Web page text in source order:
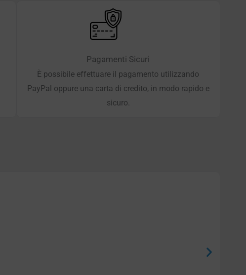
Pagamenti Sicuri
È possibile effettuare il pagamento utilizzando
PayPal oppure una carta di credito, in modo rapido e
sicuro.